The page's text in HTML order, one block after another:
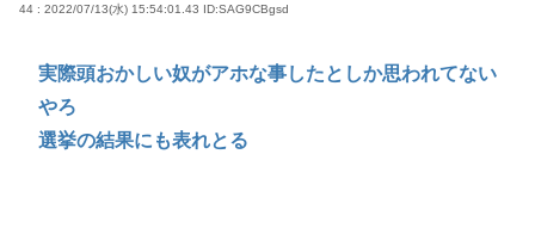
44 : 2022/07/13(水) 15:54:01.43 ID:SAG9CBgsd
実際頭おかしい奴がアホな事したとしか思われてない
やろ
選挙の結果にも表れとる